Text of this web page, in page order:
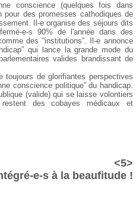
conscience (quelques fois dans
pour des promesses cathodiques de
Il-e organise des séjours dits
e-s 90% de l'année dans des
des “institutions”. Il-e annonce
qui lance la grande mode du
valides brandissant de
toujours de glorifiantes perspectives
conscience politique” du handicap.
(valide) qui se laisse volontiers
des cobayes médicaux et
<5>
e-s à la beaufitude !